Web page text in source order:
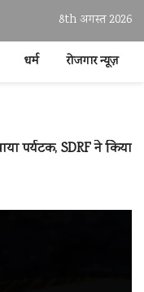
8th अगस्त 2026
धर्म रोजगार न्यूज़
पर्यटक, SDRF ने किया